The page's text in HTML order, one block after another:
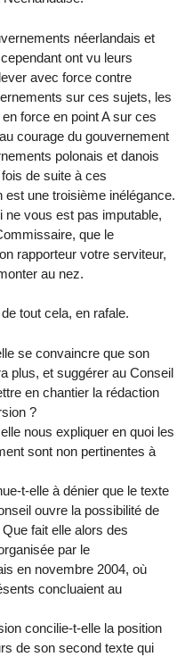
néerlandais et
ont vu leurs
avec force contre
sur ces sujets, les
force en point A sur ces
courage du gouvernement
polonais et danois
de suite à ces
une troisième inélégance.
ne vous est pas imputable,
que le
rapporteur votre serviteur,
au nez.
tout cela, en rafale.
se convaincre que son
plus, et suggérer au Conseil
en chantier la rédaction
?
nous expliquer en quoi les
sont non pertinentes à
t-elle à dénier que le texte
ouvre la possibilité de
fait elle alors des
par le
en novembre 2004, où
concluaient au
concilie-t-elle la position
de son second texte qui